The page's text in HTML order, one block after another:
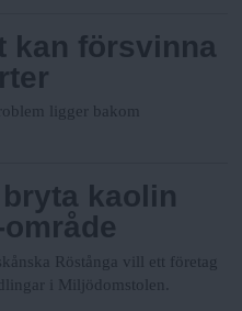
kan försvinna
ligger bakom
kaolin
Röstånga vill ett företag
i Miljödomstolen.